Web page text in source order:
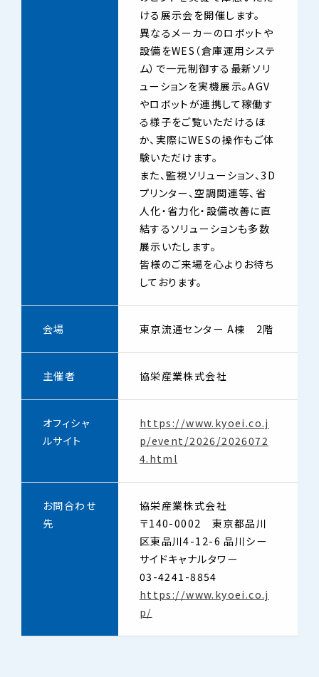
ける展示会を開催します。
異なるメーカーのロボットや
設備をWES（倉庫運用システ
ム）で一元制御する最新ソリ
ューションを実機展示。AGV
やロボットが連携して稼働す
る様子をご覧いただけるほ
か、実際にWESの操作もご体
験いただけます。
また、監視ソリューション、3D
プリンター、空調関連等、省
人化・省力化・設備改善に直
結するソリューションも多数
展示いたします。
皆様のご来場を心よりお待ち
しております。
会場 東京流通センター A棟 2階
主催者 協栄産業株式会社
オフィシャ
ルサイト
https://www.kyoei.co.j
p/event/2026/2026072
4.html
お問合わせ
先
協栄産業株式会社
〒140-0002 東京都品川
区東品川4-12-6 品川シー
サイドキャナルタワー
03-4241-8854
https://www.kyoei.co.j
p/